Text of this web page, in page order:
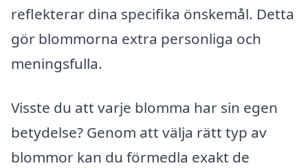
reflekterar dina specifika önskemål. Detta
gör blommorna extra personliga och
meningsfulla.
Visste du att varje blomma har sin egen
betydelse? Genom att välja rätt typ av
blommor kan du förmedla exakt de